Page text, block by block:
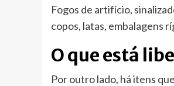
Fogos de artifício,
copos, latas, embalagens
O que está
Por outro lado, há itens